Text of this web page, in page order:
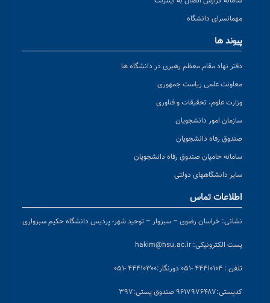
مهمانسرای دانشگاه
پیوند ها
دفتر نهاد مقام معظم رهبری در دانشگاه ها
معاونت علمی ریاست جمهوری
وزارت علوم، تحقیقات و فناوری
سازمان امور دانشجویان
صندوق رفاه دانشجویان
سامانه حامیان صندوق رفاه دانشجویان
سایر دانشگاههای دولتی
اطلاعات تماس
نشانی: خراسان رضوی – سبزوار – توحید شهر- پردیس دانشگاه حکیم سبزواری
پست الکترونیکی: hakim@hsu.ac.ir
تلفن : ۴۴۴۱۰۱۰۴ -۰۵۱ دورنگار:۴۴۴۱۰۳۰۰ -۰۵۱
کدپستی:۹۶۱۷۹۷۶۴۸۷ صندوق پستی:۳۹۷